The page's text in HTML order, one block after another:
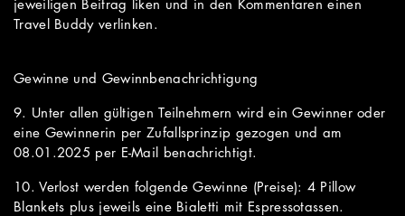
jeweiligen Beitrag liken und in den Kommentaren einen
Travel Buddy verlinken.
Gewinne und Gewinnbenachrichtigung
9. Unter allen gültigen Teilnehmern wird ein Gewinner oder
eine Gewinnerin per Zufallsprinzip gezogen und am
08.01.2025 per E-Mail benachrichtigt.
10. Verlost werden folgende Gewinne (Preise): 4 Pillow
Blankets plus jeweils eine Bialetti mit Espressotassen.